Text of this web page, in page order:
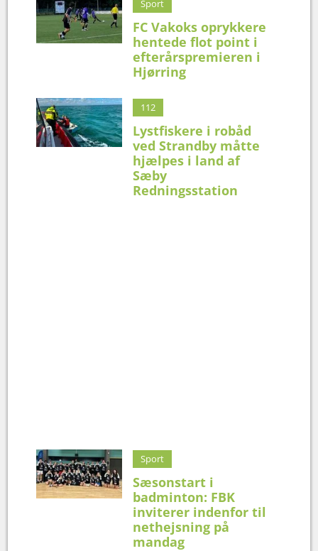
Sport
FC Vakoks oprykkere
hentede flot point i
efterårspremieren i
Hjørring
112
Lystfiskere i robåd
ved Strandby måtte
hjælpes i land af
Sæby
Redningsstation
Sport
Sæsonstart i
badminton: FBK
inviterer indenfor til
nethejsning på
mandag